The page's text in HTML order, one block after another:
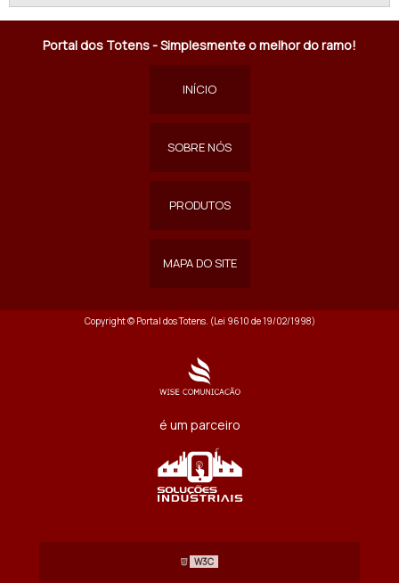
Portal dos Totens - Simplesmente o melhor do ramo!
INÍCIO
SOBRE NÓS
PRODUTOS
MAPA DO SITE
Copyright © Portal dos Totens. (Lei 9610 de 19/02/1998)
é um parceiro
W3C